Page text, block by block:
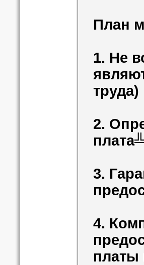
План
1. Не
труда)
2.
3.
4.
платы